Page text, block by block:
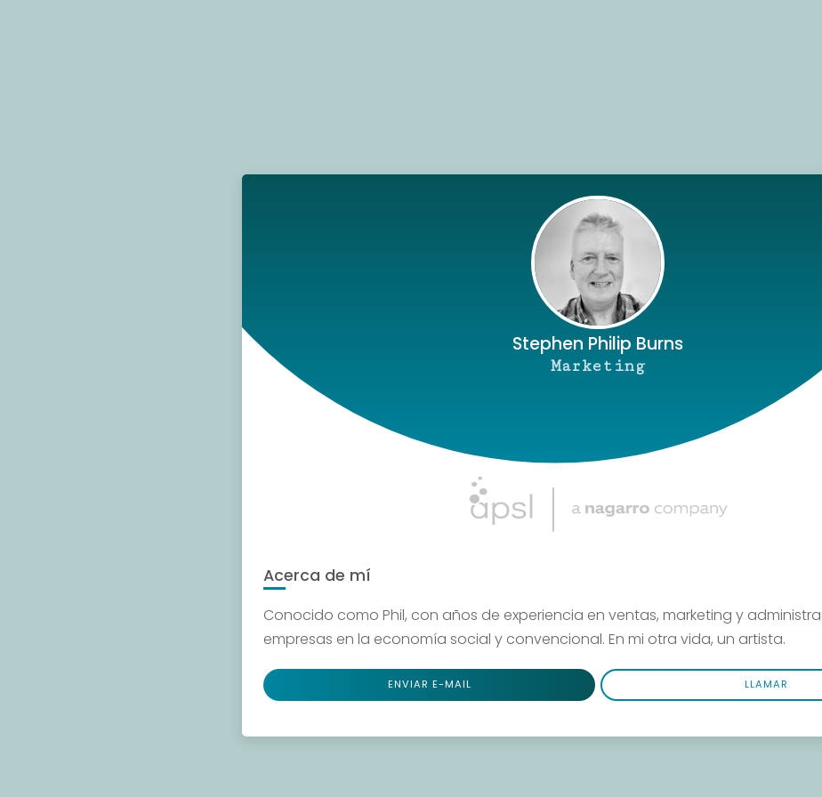
Stephen Philip Burns
Marketing
Acerca de mí
Conocido como Phil, con años de experiencia en ventas, marketing y
empresas en la economía social y convencional. En mi otra vida, un artista.
ENVIAR E-MAIL LLAMAR